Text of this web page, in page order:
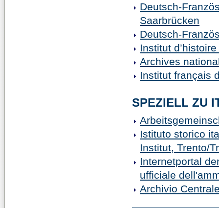
Deutsch-
Saarbrücken
Deutsch-
Institut
Archives
Institut français
SPEZIELL ZU
Istituto storico
Institut, Trento/
Internetportal
ufficiale
Archivio